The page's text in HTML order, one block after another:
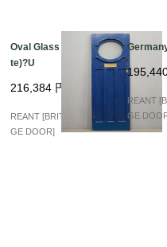
Oval Glass (Blue&Whi
te)?U
216,384 円
REANT [BRITISH VINTA
GE DOOR]
REANT
GE